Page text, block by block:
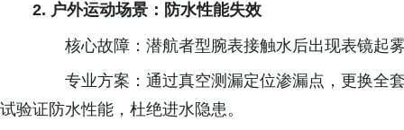
2. 户外运动场景：防水性能失效
核心故障：潜航者型腕表接触水后出现表镜起
专业方案：通过真空测漏定位渗漏点，更换全
试验证防水性能，杜绝进水隐患。